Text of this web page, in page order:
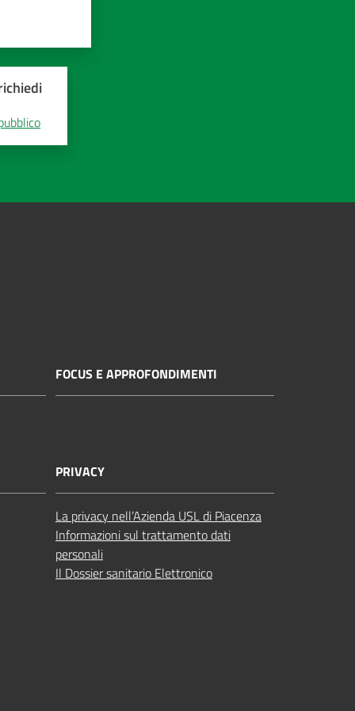
FOCUS E APPROFONDIMENTI
PRIVACY
La privacy nell’Azienda USL di Piacenza
Informazioni sul trattamento dati
personali
Il Dossier sanitario Elettronico